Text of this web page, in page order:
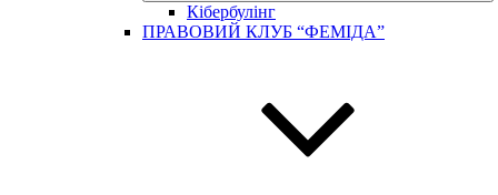
Кібербулінг
ПРАВОВИЙ КЛУБ “ФЕМІДА”